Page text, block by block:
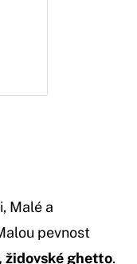
Malé a
pevnost
židovské ghetto.